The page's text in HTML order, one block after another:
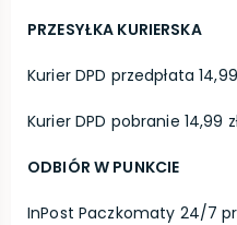
PRZESYŁKA KURIERSKA
Kurier DPD przedpłata
Kurier DPD pobranie 14,99
ODBIÓR W PUNKCIE
InPost Paczkomaty 24/7